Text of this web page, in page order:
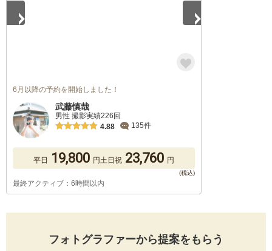
6月以降の予約を開始しました！
武藤慎哉
男性 撮影実績226回
4.88
135件
平日 19,800 円土日祝 23,760 円
最終アクティブ：6時間以内
フォトグラファーから提案をもらう